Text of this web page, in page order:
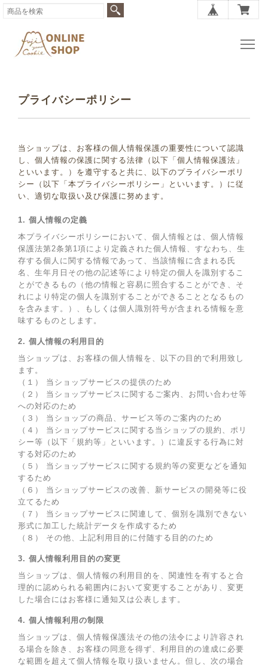
プライバシーポリシー
当ショップは、お客様の個人情報保護の重要性について認識
し、個人情報の保護に関する法律（以下「個人情報保護法」
といいます。）を遵守すると共に、以下のプライバシーポリ
シー（以下「本プライバシーポリシー」といいます。）に従
い、適切な取扱い及び保護に努めます。
1. 個人情報の定義
本プライバシーポリシーにおいて、個人情報とは、個人情報
保護法第2条第1項により定義された個人情報、すなわち、生
存する個人に関する情報であって、当該情報に含まれる氏
名、生年月日その他の記述等により特定の個人を識別するこ
とができるもの（他の情報と容易に照合することができ、そ
れにより特定の個人を識別することができることとなるもの
を含みます。）、もしくは個人識別符号が含まれる情報を意
味するものとします。
2. 個人情報の利用目的
当ショップは、お客様の個人情報を、以下の目的で利用致し
ます。
（１） 当ショップサービスの提供のため
（２） 当ショップサービスに関するご案内、お問い合わせ等
への対応のため
（３） 当ショップの商品、サービス等のご案内のため
（４） 当ショップサービスに関する当ショップの規約、ポリ
シー等（以下「規約等」といいます。）に違反する行為に対
する対応のため
（５） 当ショップサービスに関する規約等の変更などを通知
するため
（６） 当ショップサービスの改善、新サービスの開発等に役
立てるため
（７） 当ショップサービスに関連して、個別を識別できない
形式に加工した統計データを作成するため
（８） その他、上記利用目的に付随する目的のため
3. 個人情報利用目的の変更
当ショップは、個人情報の利用目的を、関連性を有すると合
理的に認められる範囲内において変更することがあり、変更
した場合にはお客様に通知又は公表します。
4. 個人情報利用の制限
当ショップは、個人情報保護法その他の法令により許容され
る場合を除き、お客様の同意を得ず、利用目的の達成に必要
な範囲を超えて個人情報を取り扱いません。但し、次の場合